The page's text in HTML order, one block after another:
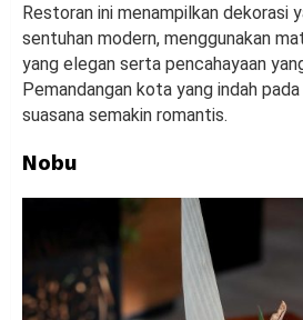
Restoran ini menampilkan dekorasi
sentuhan modern, menggunakan
yang elegan serta pencahayaan
Pemandangan kota yang indah
suasana semakin romantis.
Nobu